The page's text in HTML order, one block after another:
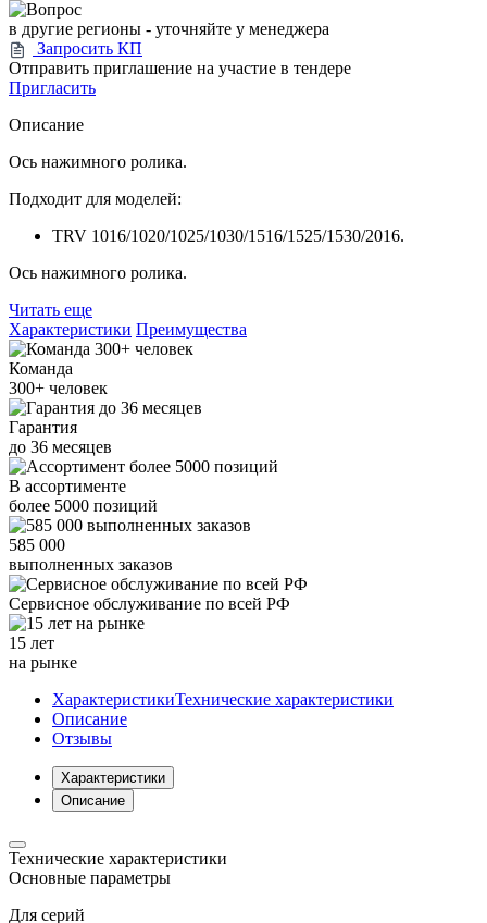
в другие регионы - уточняйте у менеджера
Запросить КП
Отправить приглашение на участие в тендере
Пригласить
Описание
Ось нажимного ролика.
Подходит для моделей:
TRV 1016/1020/1025/1030/1516/1525/1530/2016.
Ось нажимного ролика.
Читать еще
Характеристики Преимущества
Команда
300+ человек
Гарантия
до 36 месяцев
В ассортименте
более 5000 позиций
585 000
выполненных заказов
Сервисное обслуживание по всей РФ
15 лет
на рынке
ХарактеристикиТехнические характеристики
Описание
Отзывы
Характеристики
Описание
Технические характеристики
Основные параметры
Для серий